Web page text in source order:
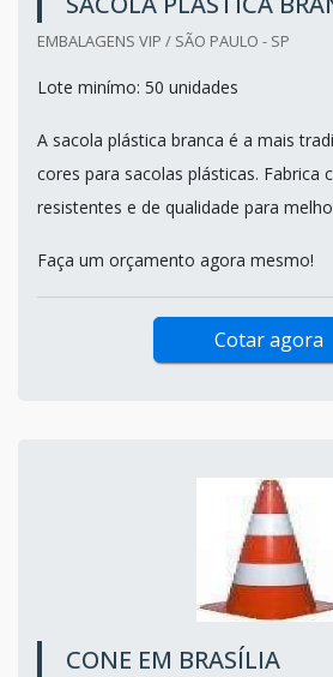
EMBALAGENS VIP / SÃO PAULO - SP
Lote minímo: 50 unidades
A sacola plástica branca é a mais
cores para sacolas plásticas. Fabrica
resistentes e de qualidade para
Faça um orçamento agora mesmo!
Cotar agora
CONE EM BRASÍLIA